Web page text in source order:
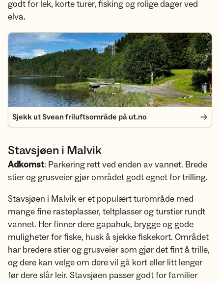
godt for lek, korte turer, fisking og rolige dager ved
elva.
Sjekk ut Svean friluftsområde på ut.no
Sjekk ut Svean friluftsområde på ut.no
Stavsjøen i Malvik
Adkomst: Parkering rett ved enden av vannet. Brede
stier og grusveier gjør området godt egnet for trilling.
Stavsjøen i Malvik er et populært turområde med
mange fine rasteplasser, teltplasser og turstier rundt
vannet. Her finner dere gapahuk, brygge og gode
muligheter for fiske, husk å sjekke fiskekort. Området
har bredere stier og grusveier som gjør det fint å trille,
og dere kan velge om dere vil gå kort eller litt lenger
før dere slår leir. Stavsjøen passer godt for familier